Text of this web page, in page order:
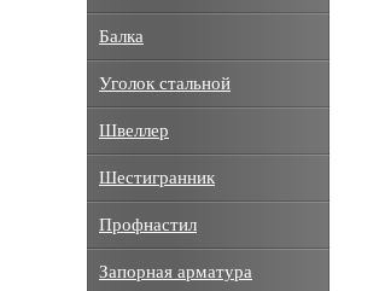
Балка
Уголок стальной
Швеллер
Шестигранник
Профнастил
Запорная арматура